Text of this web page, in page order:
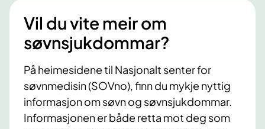
Vil du vite meir om
søvnsjukdommar?
På heimesidene til Nasjonalt senter for
søvnmedisin (SOVno), finn du mykje nyttig
informasjon om søvn og søvnsjukdommar.
Informasjonen er både retta mot deg som